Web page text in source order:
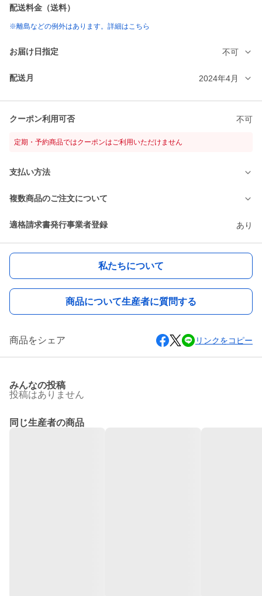
配送料金（送料）
※離島などの例外はあります。詳細はこちら
お届け日指定 不可
配送月 2024年4月
クーポン利用可否 不可
定期・予約商品ではクーポンはご利用いただけません
支払い方法
複数商品のご注文について
適格請求書発行事業者登録 あり
私たちについて
商品について生産者に質問する
商品をシェア リンクをコピー
みんなの投稿
投稿はありません
同じ生産者の商品